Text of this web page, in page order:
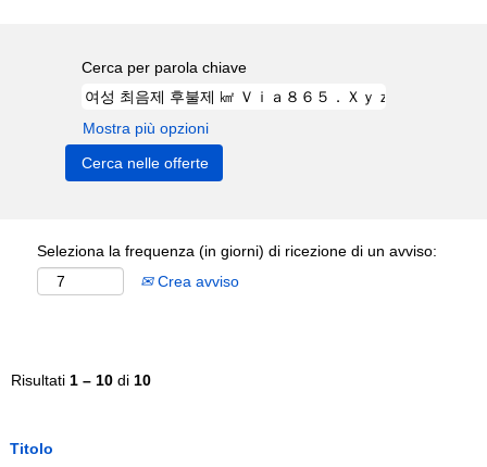
Cerca per parola chiave
Mostra più opzioni
Seleziona la frequenza (in giorni) di ricezione di un avviso:
Crea avviso
Risultati 1 – 10 di 10
Titolo